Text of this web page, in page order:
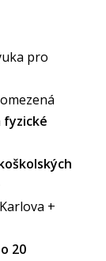
pro
fyzické
+
20